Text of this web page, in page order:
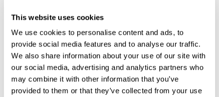
This website uses cookies
We use cookies to personalise content and ads, to
provide social media features and to analyse our traffic.
We also share information about your use of our site with
our social media, advertising and analytics partners who
may combine it with other information that you’ve
provided to them or that they’ve collected from your use
Detail položky
Kresba, 88x63 cm. Nesignováno. Volný list.
> Zobrazit detail položky a informace o autorovi